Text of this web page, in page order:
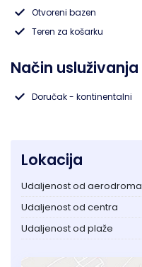
Otvoreni bazen
Teren za košarku
Način usluživanja
Doručak - kontinentalni
Lokacija
Udaljenost od aerodroma
Udaljenost od centra
Udaljenost od plaže
Lukovska Banja
Vrdnik